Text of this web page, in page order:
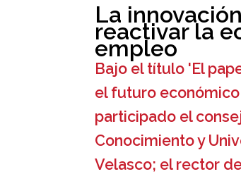
La
reactivar la
empleo
Bajo el título 'El
el futuro
participado el
Conocimiento y
Velasco; el rector